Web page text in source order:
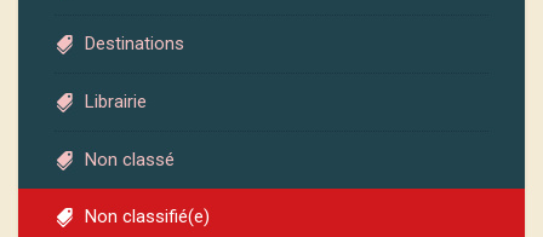
Destinations
Librairie
Non classé
Non classifié(e)